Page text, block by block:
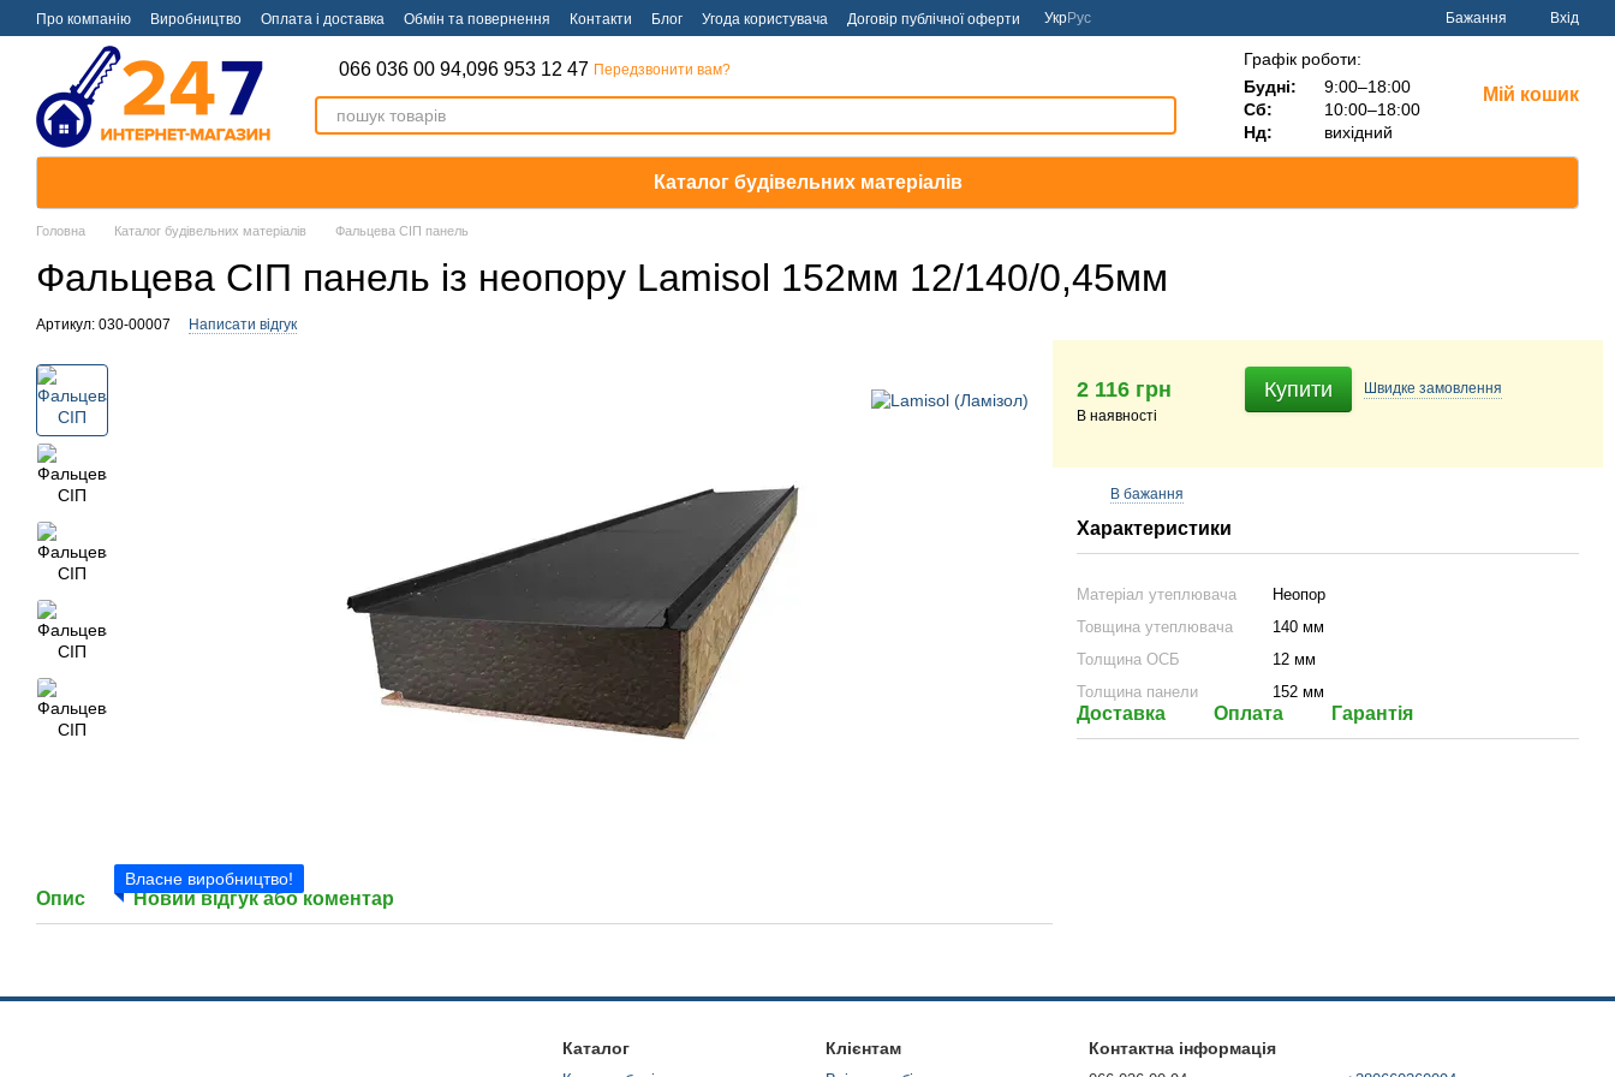
Перейти к основному контенту
Про компанію Виробництво Оплата і доставка Обмін та повернення Контакти Блог Угода користувача Договір публічної оферти УкрРус Бажання Вхід
066 036 00 94,096 953 12 47 Передзвонити вам?
Графік роботи:
Будні:
9:00–18:00
Сб:
10:00–18:00
Нд:
вихідний
Мій кошик
Каталог будівельних матеріалів
Головна Каталог будівельних матеріалів Фальцева СІП панель
Фальцева СІП панель із неопору Lamisol 152мм 12/140/0,45мм
Артикул: 030-00007 Написати відгук
Власне виробництво!
Опис Новий відгук або коментар
2 116 грн
В наявності
Купити Швидке замовлення
В бажання
Характеристики
Матеріал утеплювача
Неопор
Товщина утеплювача
140 мм
Толщина ОСБ
12 мм
Толщина панели
152 мм
Доставка Оплата Гарантія
Каталог Клієнтам Контактна інформація